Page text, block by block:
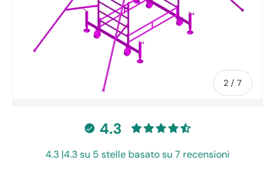
2 / of
7
4.3
4.3 |4.3 su 5 stelle basato su 7 recensioni